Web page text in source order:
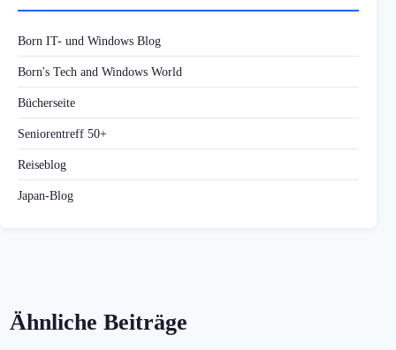
Born IT- und Windows Blog
Born's Tech and Windows World
Bücherseite
Seniorentreff 50+
Reiseblog
Japan-Blog
Ähnliche Beiträge